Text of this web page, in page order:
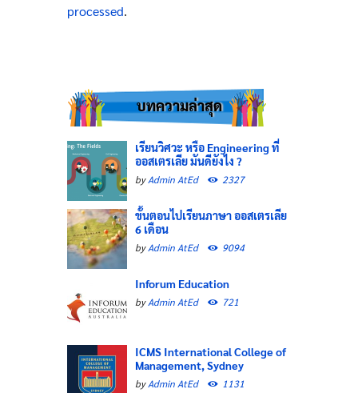
processed.
บทความล่าสุด
เรียนวิศวะ หรือ Engineering ที่
ออสเตรเลีย มันดียังไง ?
byAdmin AtEd 2327
ขั้นตอนไปเรียนภาษา ออสเตรเลีย
6 เดือน
byAdmin AtEd 9094
Inforum Education
byAdmin AtEd 721
ICMS International College of
Management, Sydney
byAdmin AtEd 1131